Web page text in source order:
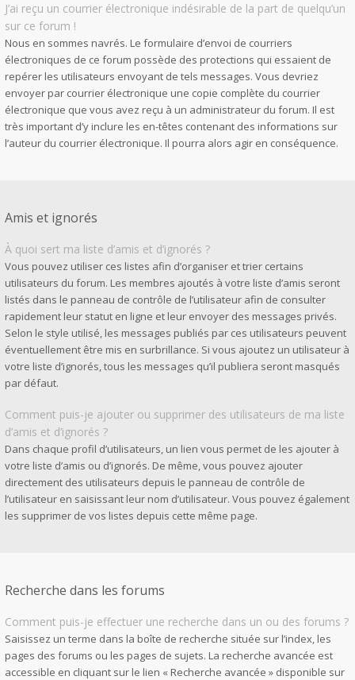
J’ai reçu un courrier électronique indésirable de la part de quelqu’un
sur ce forum !
Nous en sommes navrés. Le formulaire d’envoi de courriers
électroniques de ce forum possède des protections qui essaient de
repérer les utilisateurs envoyant de tels messages. Vous devriez
envoyer par courrier électronique une copie complète du courrier
électronique que vous avez reçu à un administrateur du forum. Il est
très important d’y inclure les en-têtes contenant des informations sur
l’auteur du courrier électronique. Il pourra alors agir en conséquence.
Amis et ignorés
À quoi sert ma liste d’amis et d’ignorés ?
Vous pouvez utiliser ces listes afin d’organiser et trier certains
utilisateurs du forum. Les membres ajoutés à votre liste d’amis seront
listés dans le panneau de contrôle de l’utilisateur afin de consulter
rapidement leur statut en ligne et leur envoyer des messages privés.
Selon le style utilisé, les messages publiés par ces utilisateurs peuvent
éventuellement être mis en surbrillance. Si vous ajoutez un utilisateur à
votre liste d’ignorés, tous les messages qu’il publiera seront masqués
par défaut.
Comment puis-je ajouter ou supprimer des utilisateurs de ma liste
d’amis et d’ignorés ?
Dans chaque profil d’utilisateurs, un lien vous permet de les ajouter à
votre liste d’amis ou d’ignorés. De même, vous pouvez ajouter
directement des utilisateurs depuis le panneau de contrôle de
l’utilisateur en saisissant leur nom d’utilisateur. Vous pouvez également
les supprimer de vos listes depuis cette même page.
Recherche dans les forums
Comment puis-je effectuer une recherche dans un ou des forums ?
Saisissez un terme dans la boîte de recherche située sur l’index, les
pages des forums ou les pages de sujets. La recherche avancée est
accessible en cliquant sur le lien « Recherche avancée » disponible sur